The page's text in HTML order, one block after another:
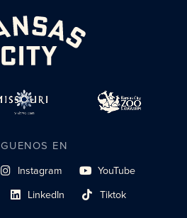
EN
Instagram
enlace de perfil social YouTube
enlace de perfil social
LinkedIn
enlace al perfil social Tiktok
enlace al perfil social